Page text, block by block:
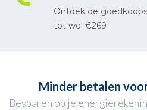
Ontdek de
tot wel €269
Minder betalen
Besparen op je